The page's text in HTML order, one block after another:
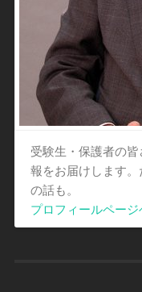
受験生・保護者の
報をお届けします
の話も。
プロフィールページ